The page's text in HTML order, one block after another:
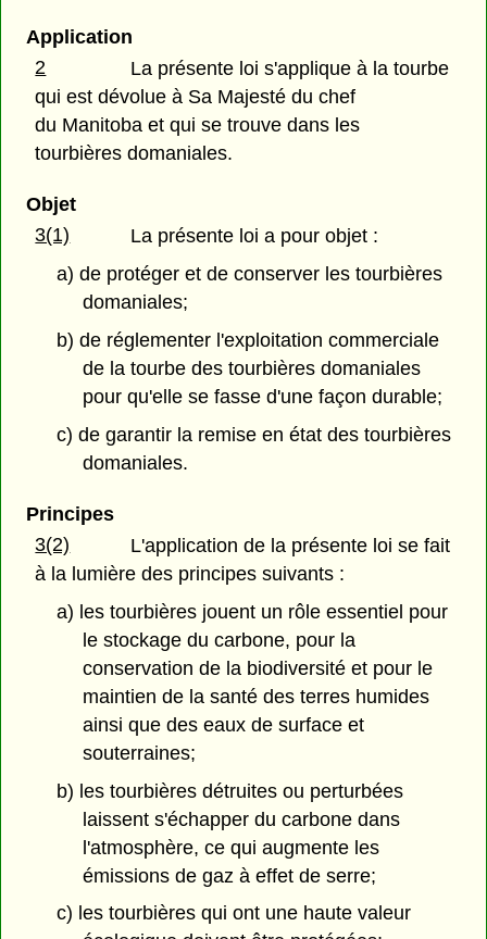
Application
2
La présente loi s'applique à la tourbe
qui est dévolue à Sa Majesté du chef
du Manitoba et qui se trouve dans les
tourbières domaniales.
Objet
3(1)
La présente loi a pour objet :
a) de protéger et de conserver les tourbières
domaniales;
b) de réglementer l'exploitation commerciale
de la tourbe des tourbières domaniales
pour qu'elle se fasse d'une façon durable;
c) de garantir la remise en état des tourbières
domaniales.
Principes
3(2)
L'application de la présente loi se fait
à la lumière des principes suivants :
a) les tourbières jouent un rôle essentiel pour
le stockage du carbone, pour la
conservation de la biodiversité et pour le
maintien de la santé des terres humides
ainsi que des eaux de surface et
souterraines;
b) les tourbières détruites ou perturbées
laissent s'échapper du carbone dans
l'atmosphère, ce qui augmente les
émissions de gaz à effet de serre;
c) les tourbières qui ont une haute valeur